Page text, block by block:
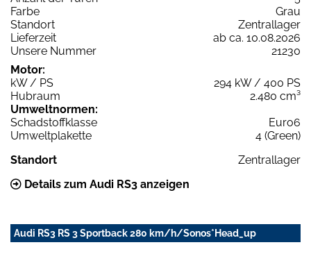
Farbe
Grau
Standort
Zentrallager
Lieferzeit
ab ca. 10.08.2026
Unsere Nummer
21230
Motor:
kW / PS
294 kW / 400 PS
Hubraum
2.480 cm³
Umweltnormen:
Schadstoffklasse
Euro6
Umweltplakette
4 (Green)
Standort
Zentrallager
Details zum Audi RS3 anzeigen
Audi RS3 RS 3 Sportback 280 km/h/Sonos*Head_up